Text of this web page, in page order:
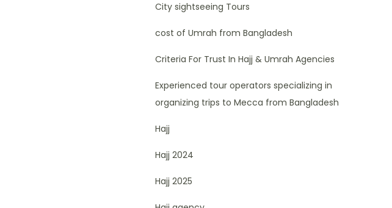
City sightseeing Tours
cost of Umrah from Bangladesh
Criteria For Trust In Hajj & Umrah Agencies
Experienced tour operators specializing in
organizing trips to Mecca from Bangladesh
Hajj
Hajj 2024
Hajj 2025